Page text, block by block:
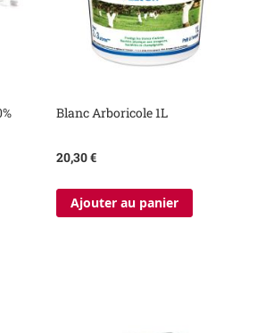
Blanc Arboricole 1L
20,30 €
Ajouter au panier